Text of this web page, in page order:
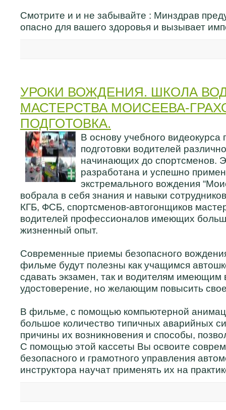
Смотрите и и не забывайте : Минздрав
опасно для вашего здоровья и вызывает
УРОКИ ВОЖДЕНИЯ. ШКОЛА
МАСТЕРСТВА МОИСЕЕВА-
ПОДГОТОВКА.
В основу учебного
подготовки водителей
начинающих до спортсменов.
разработана и успешно
экстремального вождения
вобрала в себя знания и навыки
КГБ, ФСБ, спортсменов-автогонщиков
водителей профессионалов имеющих
жизненный опыт.
Современные приемы безопасного
фильме будут полезны как учащимся
сдавать экзамен, так и водителям имеющим
удостоверение, но желающим повысить
В фильме, с помощью компьютерной
большое количество типичных аварийных
причины их возникновения и способы,
С помощью этой кассеты Вы освоите
безопасного и грамотного управления
инструктора научат применять их на